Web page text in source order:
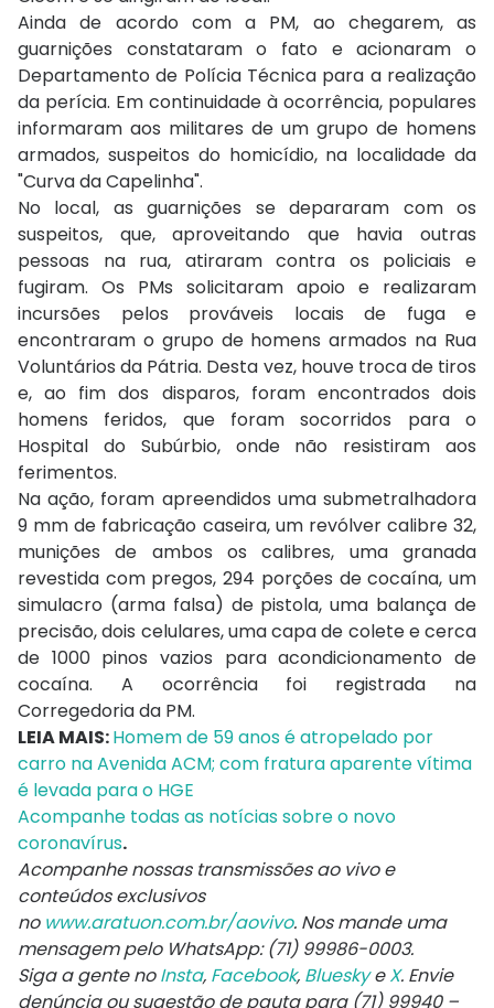
Ainda de acordo com a PM, ao chegarem, as
guarnições constataram o fato e acionaram o
Departamento de Polícia Técnica para a realização
da perícia. Em continuidade à ocorrência, populares
informaram aos militares de um grupo de homens
armados, suspeitos do homicídio, na localidade da
"Curva da Capelinha".
No local, as guarnições se depararam com os
suspeitos, que, aproveitando que havia outras
pessoas na rua, atiraram contra os policiais e
fugiram. Os PMs solicitaram apoio e realizaram
incursões pelos prováveis locais de fuga e
encontraram o grupo de homens armados na Rua
Voluntários da Pátria. Desta vez, houve troca de tiros
e, ao fim dos disparos, foram encontrados dois
homens feridos, que foram socorridos para o
Hospital do Subúrbio, onde não resistiram aos
ferimentos.
Na ação, foram apreendidos uma submetralhadora
9 mm de fabricação caseira, um revólver calibre 32,
munições de ambos os calibres, uma granada
revestida com pregos, 294 porções de cocaína, um
simulacro (arma falsa) de pistola, uma balança de
precisão, dois celulares, uma capa de colete e cerca
de 1000 pinos vazios para acondicionamento de
cocaína. A ocorrência foi registrada na
Corregedoria da PM.
LEIA MAIS:Homem de 59 anos é atropelado por
carro na Avenida ACM; com fratura aparente vítima
é levada para o HGE
Acompanhe todas as notícias sobre o novo
coronavírus.
Acompanhe nossas transmissões ao vivo e
conteúdos exclusivos
no www.aratuon.com.br/aovivo. Nos mande uma
mensagem pelo WhatsApp: (71) 99986-0003.
Siga a gente noInsta, Facebook, BlueskyeX. Envie
denúncia ou sugestão de pauta para (71) 99940 –